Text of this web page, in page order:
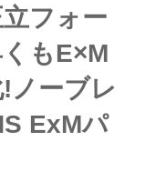
に下がる新技
が搭載される
イーラ...
フォー
もE×M
ノーブレ
ExMパ